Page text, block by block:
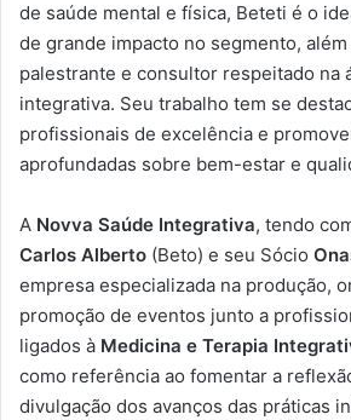
de saúde mental e física, Beteti é o
de grande impacto no segmento,
palestrante e consultor respeitado na
integrativa. Seu trabalho tem se
profissionais de excelência e
aprofundadas sobre bem-estar e
A Novva Saúde Integrativa, tendo
Carlos Alberto (Beto) e seu Sócio
empresa especializada na produção,
promoção de eventos junto a
ligados à Medicina e Terapia
como referência ao fomentar a
divulgação dos avanços das práticas